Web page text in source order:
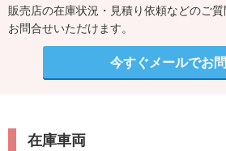
販売店の在庫状況・見積り依頼などのご
お問合せいただけます。
今すぐメールでお
在庫車両